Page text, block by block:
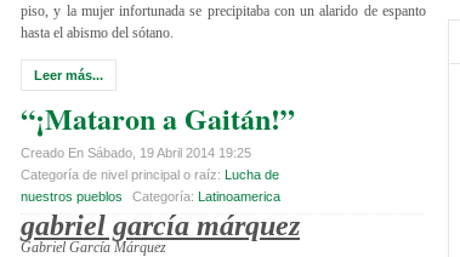
piso, y la mujer infortunada se precipitaba con un alarido de espanto
hasta el abismo del sótano.
Leer más...
“¡Mataron a Gaitán!”
Creado En Sábado, 19 Abril 2014 19:25
Categoría de nivel principal o raíz: Lucha de
nuestros pueblos
Categoría: Latinoamerica
gabriel garcía márquez
Gabriel García Márquez